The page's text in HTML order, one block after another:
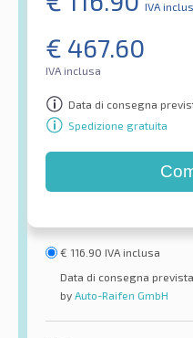
IVA
€ 467.60
IVA inclusa
Data di consegna
Spedizione gratuita
€ 116.90 IVA inclusa
Data di consegna
by Auto-Raifen GmbH